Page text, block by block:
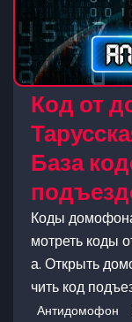
Код от
База
Коды
мотреть коды
а. Открыть
чить код
Антидомофон